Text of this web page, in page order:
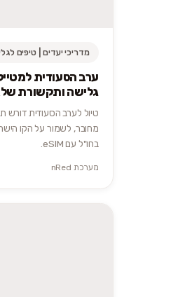
מדריכי יעדים | טיפים
ערב הסעודית
גלישה ותקשורת
טיול לערב הסעודית דורש
מחובר, לשמור על הקו
בחו"ל עם eSIM.
מערכת nRed